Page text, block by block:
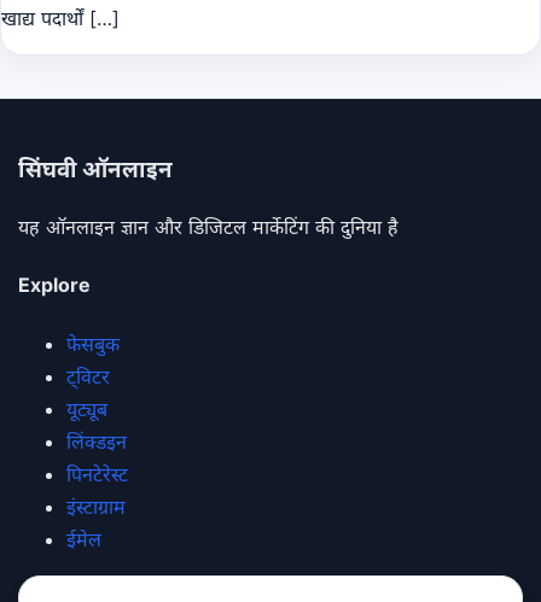
खाद्य पदार्थों […]
सिंघवी ऑनलाइन
यह ऑनलाइन ज्ञान और डिजिटल मार्केटिंग की दुनिया है
Explore
फेसबुक
ट्विटर
यूट्यूब
लिंक्डइन
पिनटेरेस्ट
इंस्टाग्राम
ईमेल